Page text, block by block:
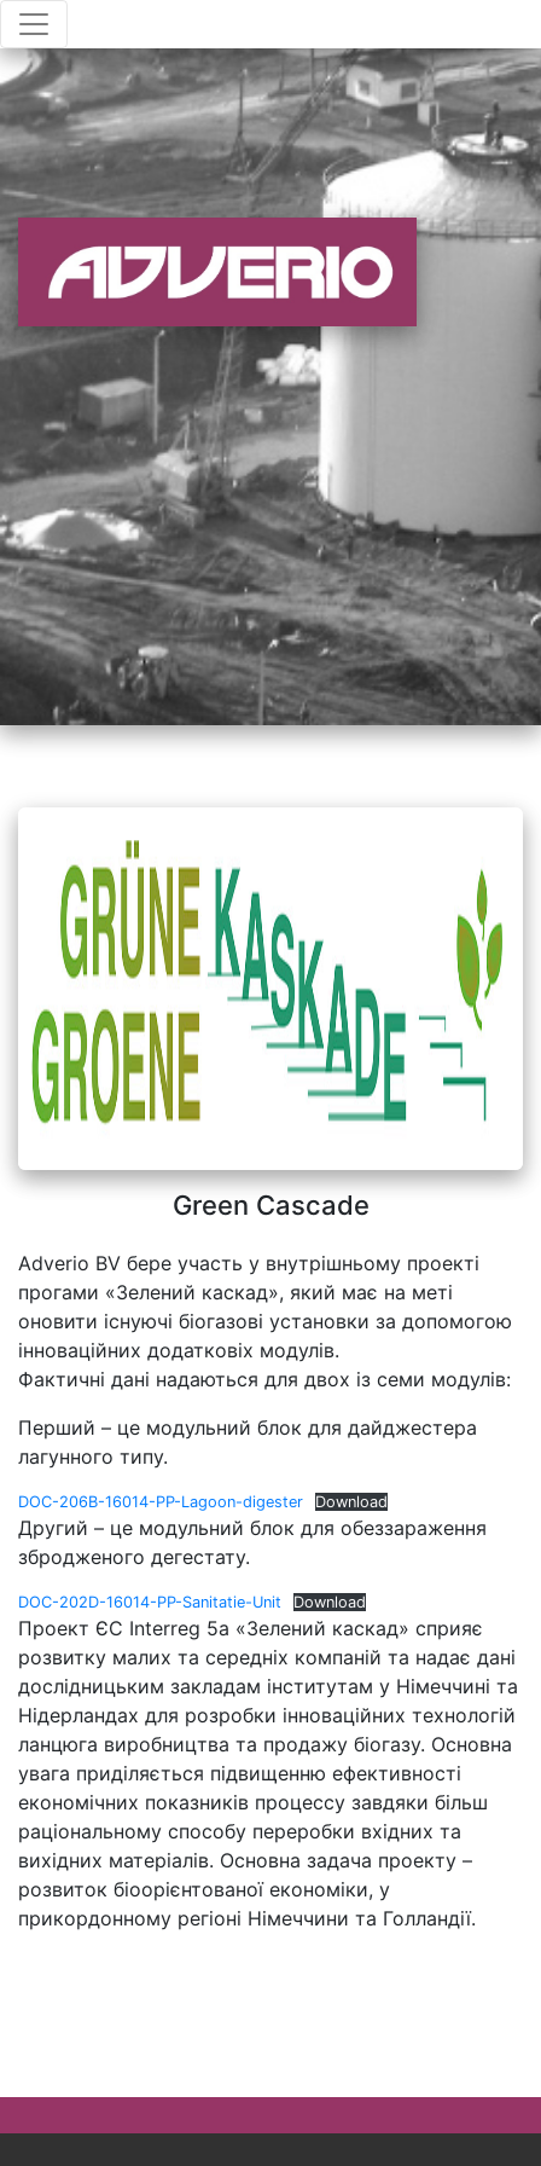
Green Cascade
Adverio BV бере участь у внутрішньому проекті
прогами «Зелений каскад», який має на меті
оновити існуючі біогазові установки за допомогою
інноваційних додатковіх модулів.
Фактичні дані надаються для двох із семи модулів:
Перший – це модульний блок для дайджестера
лагунного типу.
DOC-206B-16014-PP-Lagoon-digester Download
Другий – це модульний блок для обеззараження
збродженого дегестату.
DOC-202D-16014-PP-Sanitatie-Unit Download
Проект ЄС Interreg 5a «Зелений каскад» сприяє
розвитку малих та середніх компаній та надає дані
дослідницьким закладам інститутам у Німеччині та
Нідерландах для розробки інноваційних технологій
ланцюга виробництва та продажу біогазу. Основна
увага приділяється підвищенню ефективності
економічних показників процессу завдяки більш
раціональному способу переробки вхідних та
вихідних матеріалів. Основна задача проекту –
розвиток біоорієнтованої економіки, у
прикордонному регіоні Німеччини та Голландії.